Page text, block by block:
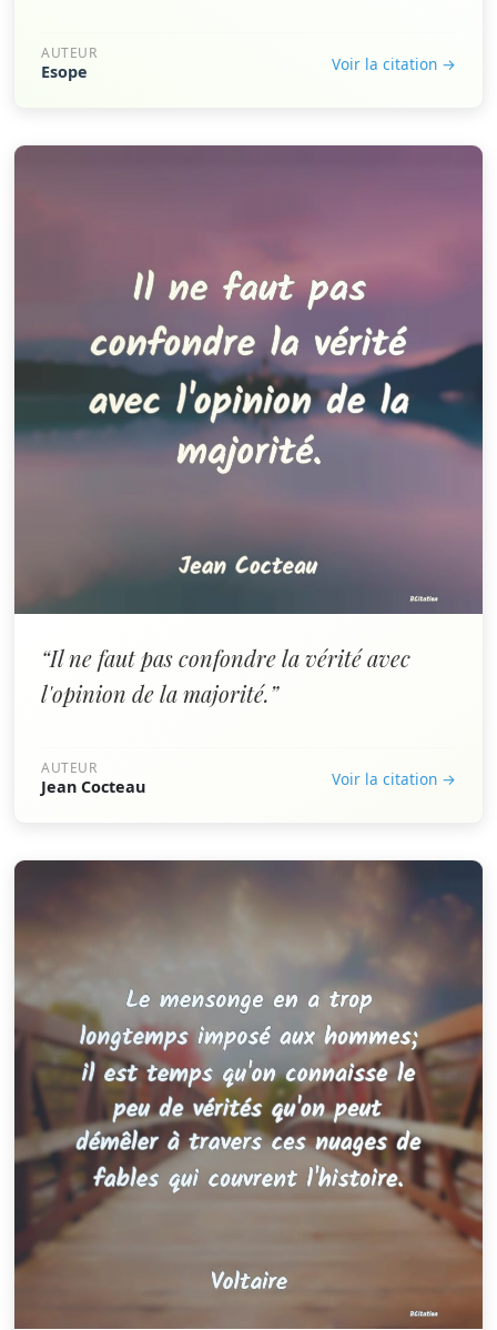
AUTEUR
Esope Voir la citation →
“Il ne faut pas confondre la vérité avec
l'opinion de la majorité.”
AUTEUR
Jean Cocteau Voir la citation →